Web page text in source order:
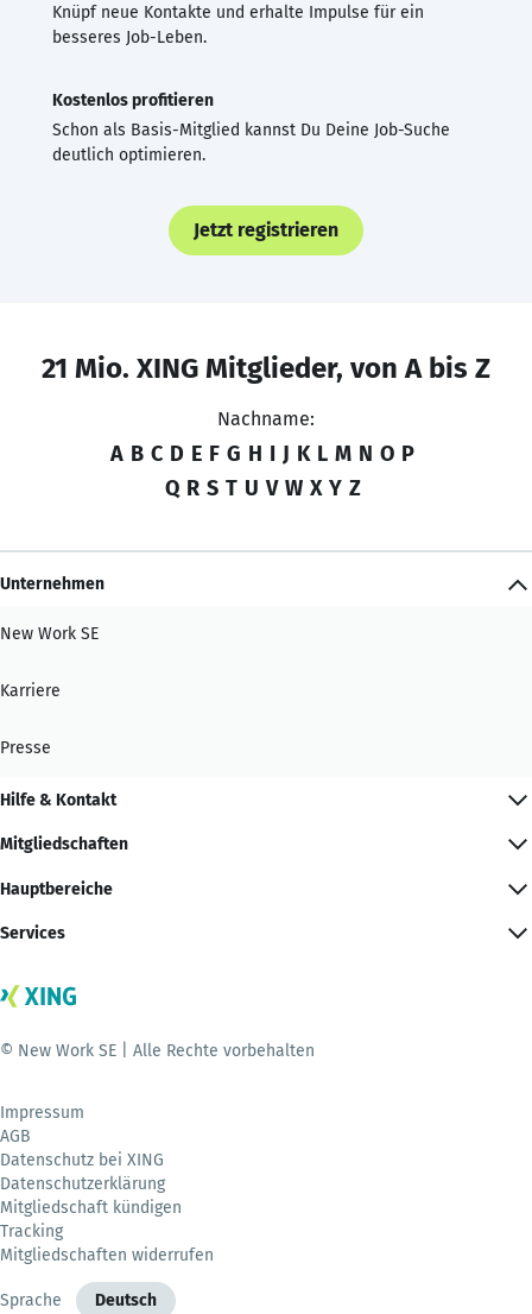
Knüpf neue Kontakte und erhalte Impulse für ein
besseres Job-Leben.
Kostenlos profitieren
Schon als Basis-Mitglied kannst Du Deine Job-Suche
deutlich optimieren.
Jetzt registrieren
21 Mio. XING Mitglieder, von A bis Z
Nachname:
A B C D E F G H I J K L M N O P
Q R S T U V W X Y Z
Unternehmen
New Work SE
Karriere
Presse
Hilfe & Kontakt
Mitgliedschaften
Hauptbereiche
Services
© New Work SE | Alle Rechte vorbehalten
Impressum
AGB
Datenschutz bei XING
Datenschutzerklärung
Mitgliedschaft kündigen
Tracking
Mitgliedschaften widerrufen
Sprache Deutsch